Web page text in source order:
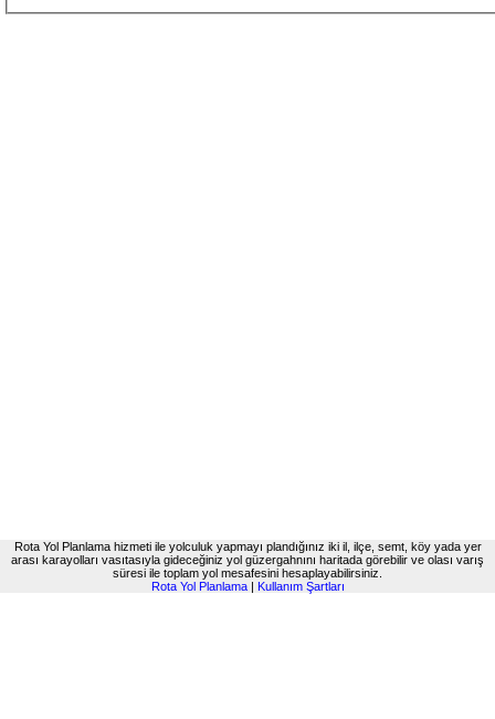
Rota Yol Planlama hizmeti ile yolculuk yapmayı plandığınız iki il, ilçe, semt, köy yada yer
arası karayolları vasıtasıyla gideceğiniz yol güzergahnını haritada görebilir ve olası varış
süresi ile toplam yol mesafesini hesaplayabilirsiniz.
Rota Yol Planlama| Kullanım Şartları